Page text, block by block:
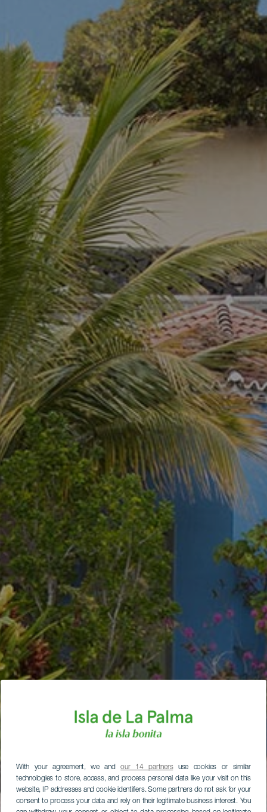
With your agreement, we andour 14 partnersuse cookies or similar
technologies to store, access, and process personal data like your visit on this
website, IP addresses and cookie identifiers. Some partners do not ask for your
consent to process your data and rely on their legitimate business interest. You